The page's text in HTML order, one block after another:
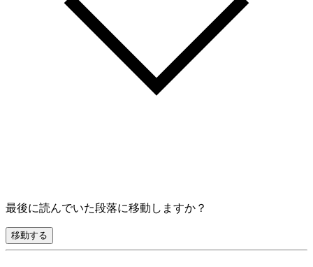
最後に読んでいた段落に移動しますか？
移動する